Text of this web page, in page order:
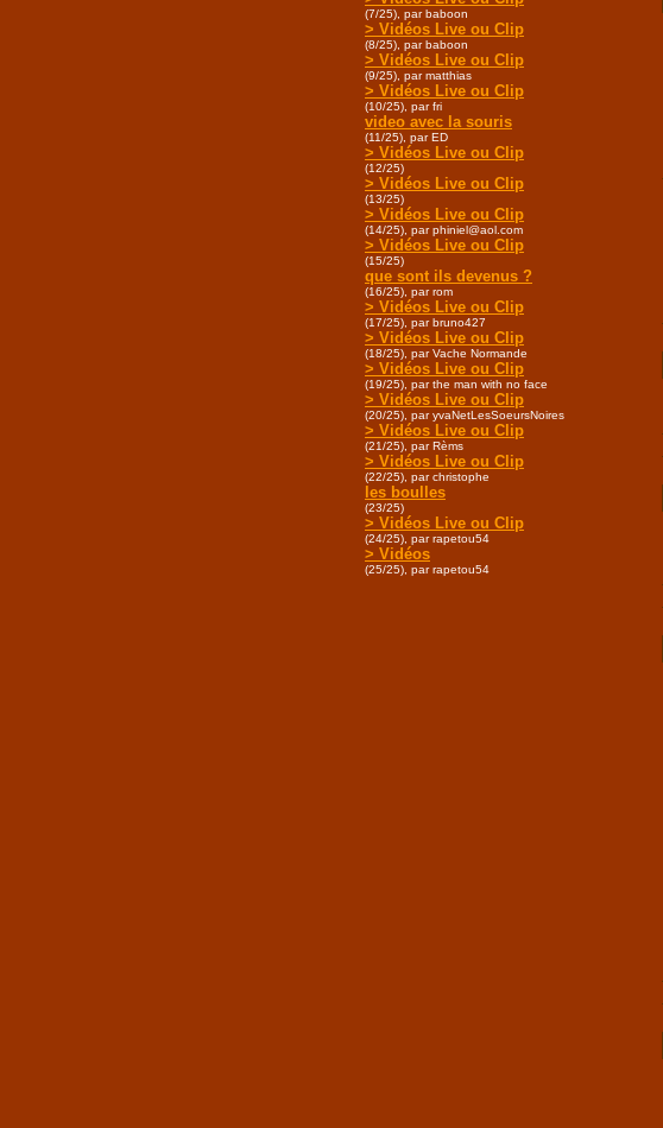
(7/25), par baboon
> Vidéos Live ou Clip
(8/25), par baboon
> Vidéos Live ou Clip
(9/25), par matthias
> Vidéos Live ou Clip
(10/25), par fri
video avec la souris
(11/25), par ED
> Vidéos Live ou Clip
(12/25)
> Vidéos Live ou Clip
(13/25)
> Vidéos Live ou Clip
(14/25), par phiniel@aol.com
> Vidéos Live ou Clip
(15/25)
que sont ils devenus ?
(16/25), par rom
> Vidéos Live ou Clip
(17/25), par bruno427
> Vidéos Live ou Clip
(18/25), par Vache Normande
> Vidéos Live ou Clip
(19/25), par the man with no face
> Vidéos Live ou Clip
(20/25), par yvaNetLesSoeursNoires
> Vidéos Live ou Clip
(21/25), par Rèms
> Vidéos Live ou Clip
(22/25), par christophe
les boulles
(23/25)
> Vidéos Live ou Clip
(24/25), par rapetou54
> Vidéos
(25/25), par rapetou54